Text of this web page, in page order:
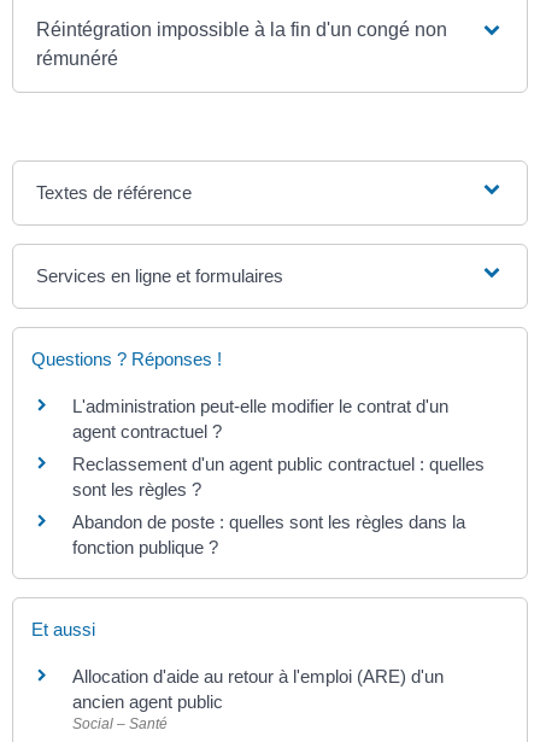
Réintégration impossible à la fin d'un congé non
rémunéré
Textes de référence
Services en ligne et formulaires
Questions ? Réponses !
L'administration peut-elle modifier le contrat d'un
agent contractuel ?
Reclassement d'un agent public contractuel : quelles
sont les règles ?
Abandon de poste : quelles sont les règles dans la
fonction publique ?
Et aussi
Allocation d'aide au retour à l'emploi (ARE) d'un
ancien agent public
Social – Santé